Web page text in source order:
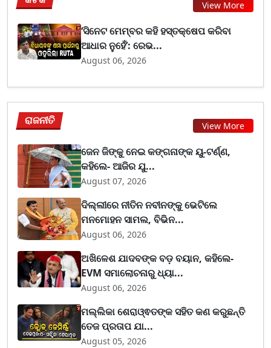
View More
‘ସିନେଟ ମେମ୍ବର କହି ହସ୍ତକ୍ଷେପ କରିବା
ଆଧାର ନୁହେଁ’: ରେଭ...
August 06, 2026
ରାଜନୀତି View More
ଜେନ ଜିଙ୍କୁ ନେଇ କଙ୍ଗନାଙ୍କ ୟୁ-ଟର୍ଣ୍ଣ,
କହିଲେ- ଆଜିର ଯୁ...
August 07, 2026
ଦିଲ୍ଲୀରେ ନୀତିନ ନବୀନଙ୍କୁ ଭେଟିଲେ
ମନମୋହନ ସାମଲ, ବିଭିନ...
August 06, 2026
ଅଖିଳେଶ ଯାଦବଙ୍କ ବଡ଼ ବୟାନ, କହିଲେ-
EVM ସମାଲୋଚନାରୁ ଧ୍ୟା...
August 06, 2026
ମଲ୍ଲିକା ଶେରାଓ୍ଵତଙ୍କ ସହିତ କଣ କରୁଛନ୍ତି
ତେଜ ପ୍ରତାପ ଯା...
August 05, 2026